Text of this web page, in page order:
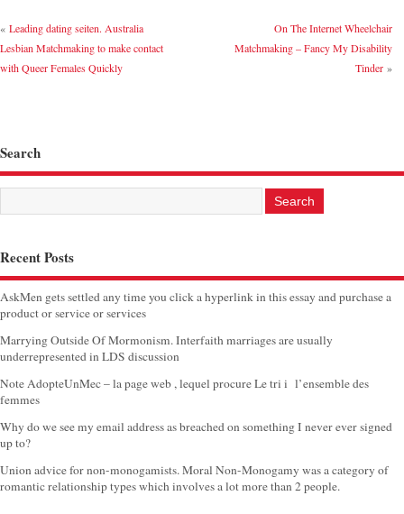
« Leading dating seiten. Australia
Lesbian Matchmaking to make contact
with Queer Females Quickly
On The Internet Wheelchair
Matchmaking – Fancy My Disability
Tinder»
Search
Recent Posts
AskMen gets settled any time you click a hyperlink in this essay and purchase a
product or service or services
Marrying Outside Of Mormonism. Interfaith marriages are usually
underrepresented in LDS discussion
Note AdopteUnMec – la page web , lequel procure Le tri i l’ensemble des
femmes
Why do we see my email address as breached on something I never ever signed
up to?
Union advice for non-monogamists. Moral Non-Monogamy was a category of
romantic relationship types which involves a lot more than 2 people.